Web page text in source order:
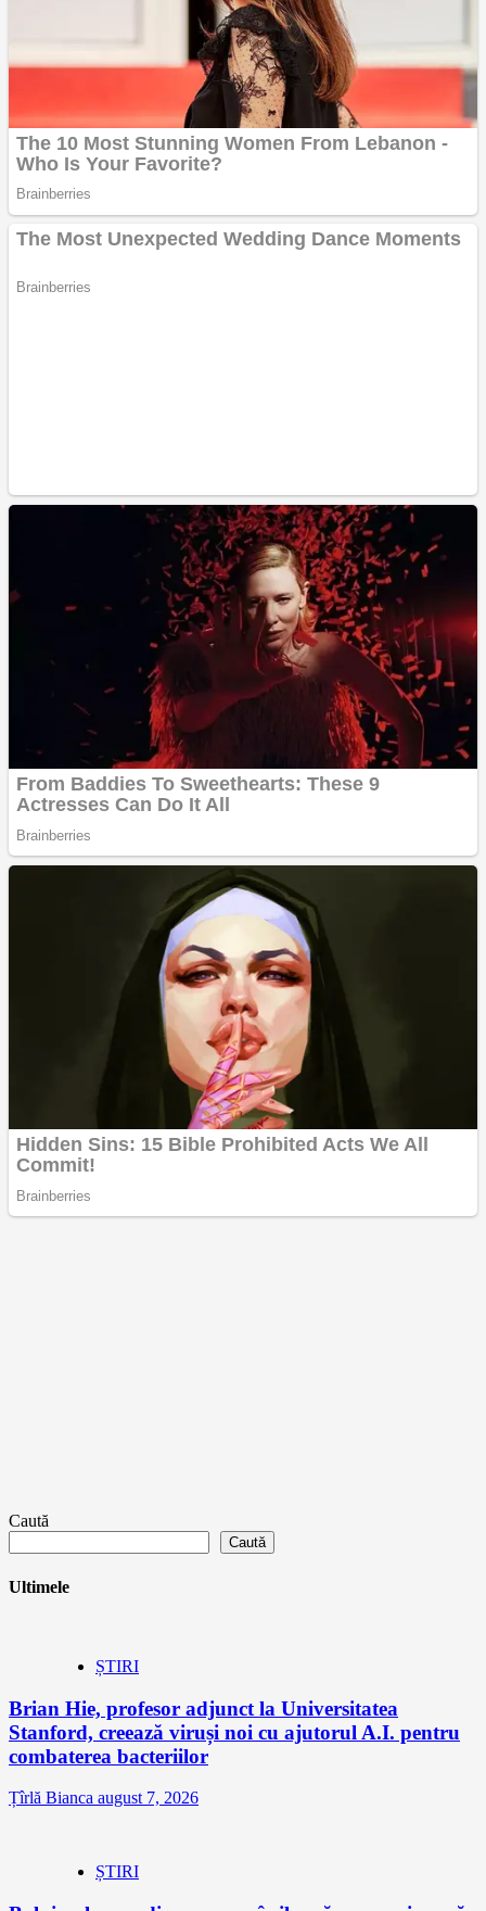
Caută
Caută
Ultimele
ȘTIRI
Brian Hie, profesor adjunct la Universitatea
Stanford, creează viruși noi cu ajutorul A.I. pentru
combaterea bacteriilor
Țîrlă Bianca august 7, 2026
ȘTIRI